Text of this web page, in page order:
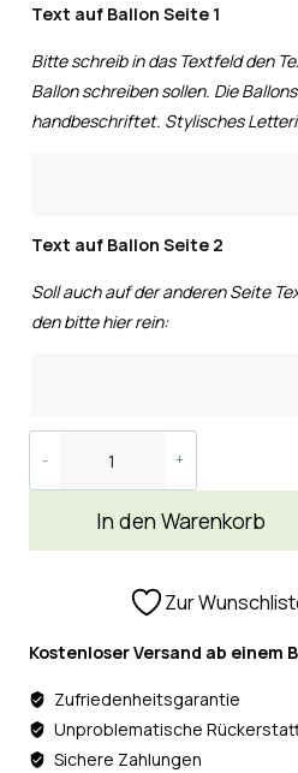
Text auf Ballon Seite 1
Bitte schreib in das Textfeld den
Ballon schreiben sollen. Die
handbeschriftet. Stylisches
Text auf Ballon Seite 2
Soll auch auf der anderen Seite
den bitte hier rein:
In den Warenkorb
Zur
Kostenloser Versand ab einem
Zufriedenheitsgarantie
Unproblematische
Sichere Zahlungen